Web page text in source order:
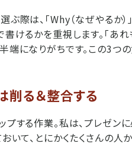
際は、「Why（なぜやるか）
けるかを重視します。「あ
端になりがちです。この3つ
削る＆整合する
プする作業。私は、プレゼン
いて、とにかくたくさんの人